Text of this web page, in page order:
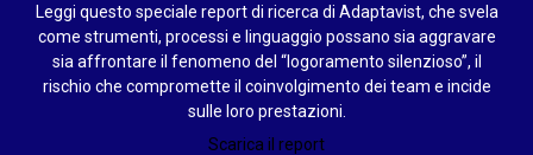
Leggi questo speciale report di ricerca di Adaptavist, che svela
come strumenti, processi e linguaggio possano sia aggravare
sia affrontare il fenomeno del “logoramento silenzioso”, il
rischio che compromette il coinvolgimento dei team e incide
sulle loro prestazioni.
Scarica il report